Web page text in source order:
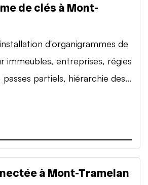
de clés à Mont-
d'organigrammes de
immeubles, entreprises, régies
partiels, hiérarchie des...
à Mont-Tramelan